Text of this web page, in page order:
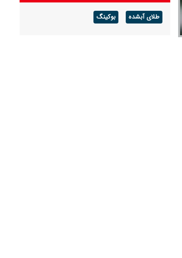
+ عکس
طلای آبشده بوکینگ